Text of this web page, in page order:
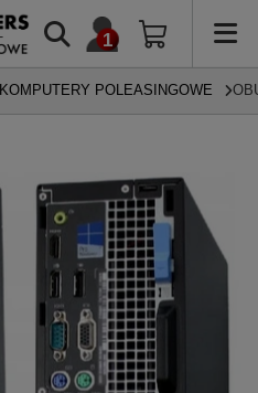
KOMPUTERY POLEASINGOWE